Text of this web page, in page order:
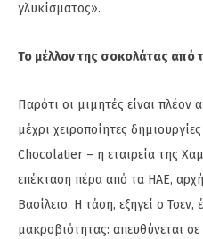
γλυκίσματος».
Το μέλλον της σοκολάτας από
Παρότι οι μιμητές είναι
μέχρι χειροποίητες
Chocolatier – η εταιρεία της
επέκταση πέρα από τα ΗΑΕ,
Βασίλειο. Η τάση, εξηγεί ο
μακροβιότητας: απευθύνεται σε